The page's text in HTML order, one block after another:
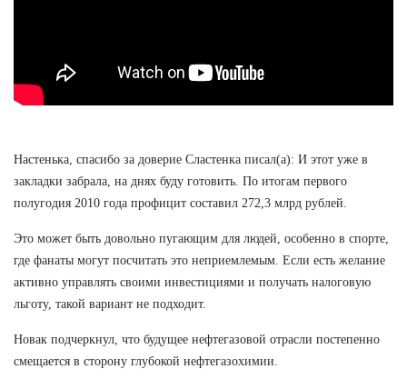
Настенька, спасибо за доверие Сластенка писал(а): И этот уже в
закладки забрала, на днях буду готовить. По итогам первого
полугодия 2010 года профицит составил 272,3 млрд рублей.
Это может быть довольно пугающим для людей, особенно в спорте,
где фанаты могут посчитать это неприемлемым. Если есть желание
активно управлять своими инвестициями и получать налоговую
льготу, такой вариант не подходит.
Новак подчеркнул, что будущее нефтегазовой отрасли постепенно
смещается в сторону глубокой нефтегазохимии.